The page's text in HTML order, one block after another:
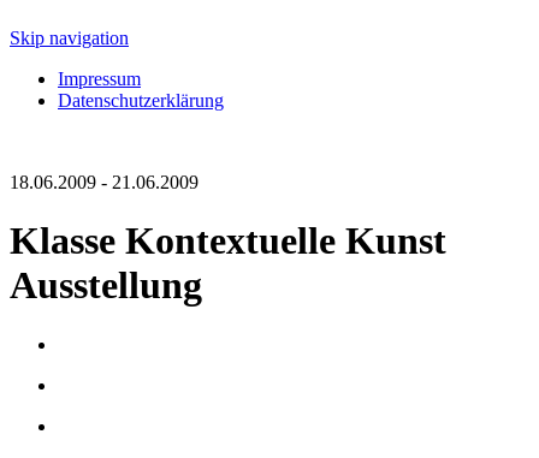
Skip navigation
Impressum
Datenschutzerklärung
18.06.2009 - 21.06.2009
Klasse Kontextuelle Kunst
Ausstellung